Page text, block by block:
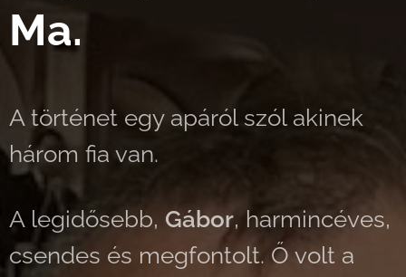
Ma.
A történet egy apáról szól akinek
három fia van.
A legidősebb, Gábor, harmincéves,
csendes és megfontolt. Ő volt a